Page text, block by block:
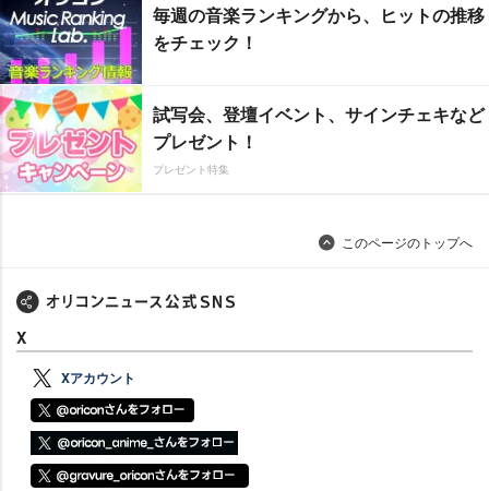
毎週の音楽ランキングから、ヒットの推移
をチェック！
試写会、登壇イベント、サインチェキなど
プレゼント！
プレゼント特集
このページのトップへ
X
Xアカウント